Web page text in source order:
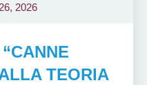
2026
TEORIA